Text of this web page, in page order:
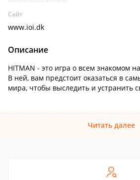
Сайт
www.ioi.dk
Описание
HITMAN - это игра о всем знакомом
В ней, вам предстоит оказаться в
мира, чтобы выследить и устранить
Читать далее